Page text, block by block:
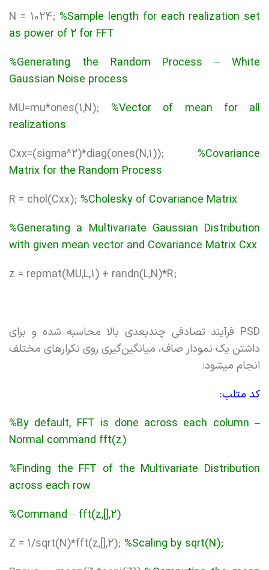
N = 1024; %Sample length for each realization set
as power of 2 for FFT
%Generating the Random Process – White
Gaussian Noise process
MU=mu*ones(1,N); %Vector of mean for all
realizations
Cxx=(sigma^2)*diag(ones(N,1)); %Covariance
Matrix for the Random Process
R = chol(Cxx); %Cholesky of Covariance Matrix
%Generating a Multivariate Gaussian Distribution
with given mean vector and Covariance Matrix Cxx
z = repmat(MU,L,1) + randn(L,N)*R;
PSD فرآیند تصادفی چندبعدی بالا محاسبه شده و برای
داشتن یک نمودار صاف، میانگین‌گیری روی تکرارهای مختلف
انجام میشود:
کد متلب:
%By default, FFT is done across each column –
Normal command fft(z)
%Finding the FFT of the Multivariate Distribution
across each row
%Command – fft(z,[],2)
Z = 1/sqrt(N)*fft(z,[],2); %Scaling by sqrt(N);